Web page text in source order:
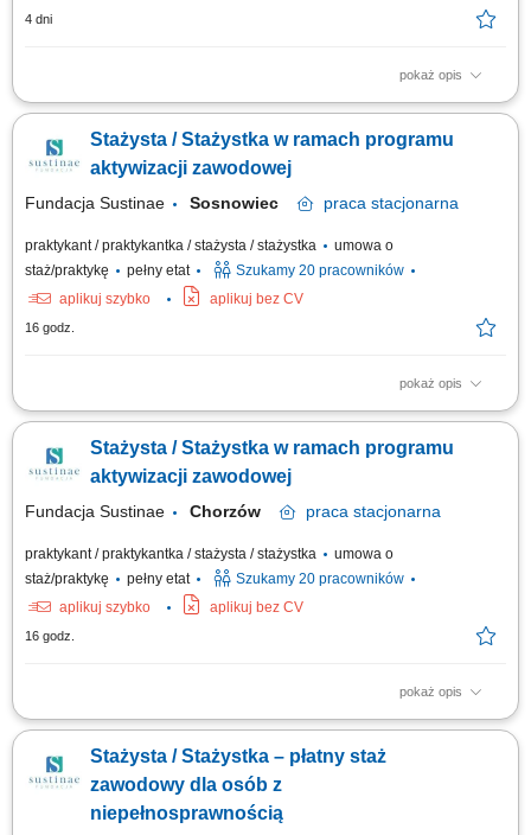
4 dni
pokaż opis
Projekt „RozPracuj się ! Kompleksowy program aktywizacji zawodowej
Państwowego Funduszu Rehabilitacji Osób Niepełnosprawnych. Celem
uczestnictwa w programie jest zwiększenie szansy na rynku pracy i
Stażysta / Stażystka w ramach programu
aktywizacji zawodowej
Fundacja Sustinae Sosnowiec praca stacjonarna
praktykant / praktykantka / stażysta / stażystka
umowa o
staż/praktykę
pełny etat
Szukamy 20 pracowników
aplikuj szybko
aplikuj bez CV
16 godz.
pokaż opis
Projekt „RozPracuj się ! Kompleksowy program aktywizacji zawodowej
Państwowego Funduszu Rehabilitacji Osób Niepełnosprawnych. Celem
uczestnictwa w programie jest zwiększenie szansy na rynku pracy i
Stażysta / Stażystka w ramach programu
aktywizacji zawodowej
Fundacja Sustinae Chorzów praca stacjonarna
praktykant / praktykantka / stażysta / stażystka
umowa o
staż/praktykę
pełny etat
Szukamy 20 pracowników
aplikuj szybko
aplikuj bez CV
16 godz.
pokaż opis
Projekt „RozPracuj się ! Kompleksowy program aktywizacji zawodowej
Państwowego Funduszu Rehabilitacji Osób Niepełnosprawnych. Celem
uczestnictwa w programie jest zwiększenie szansy na rynku pracy i
Stażysta / Stażystka – płatny staż
zawodowy dla osób z
niepełnosprawnością